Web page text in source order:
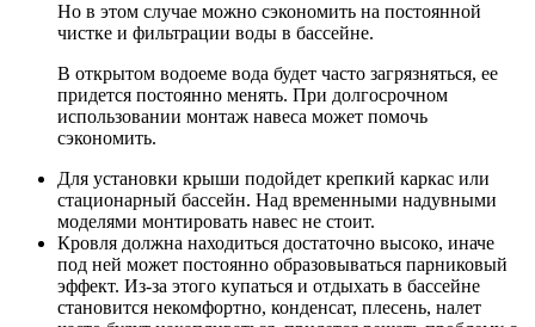
Но в этом случае можно сэкономить на постоянной
чистке и фильтрации воды в бассейне.
В открытом водоеме вода будет часто загрязняться, ее
придется постоянно менять. При долгосрочном
использовании монтаж навеса может помочь
сэкономить.
Для установки крыши подойдет крепкий каркас или
стационарный бассейн. Над временными надувными
моделями монтировать навес не стоит.
Кровля должна находиться достаточно высоко, иначе
под ней может постоянно образовываться парниковый
эффект. Из-за этого купаться и отдыхать в бассейне
становится некомфортно, конденсат, плесень, налет